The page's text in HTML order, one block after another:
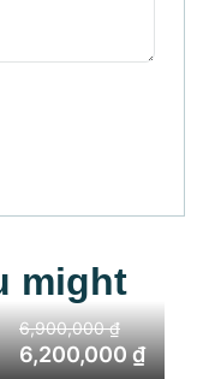
might
6,900,000 ₫
6,200,000 ₫